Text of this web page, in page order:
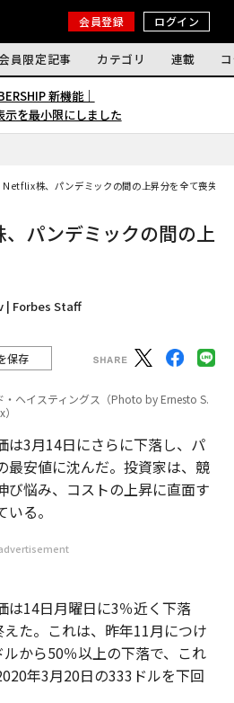
会員登録 ログイン
員限定記事 カテゴリ 連載
新機能｜
を最小限にしました
Netflix株、パンデミックの間の上昇分を全て喪失
パンデミックの間の上
| Forbes Staff
保存
・ヘイスティングス（Photo by Ernesto S.
は3月14日にさらに下落し、パ
最安値に沈んだ。投資家は、競
び悩み、コストの上昇に直面す
る。
は14日月曜日に3％近く下落
た。これは、昨年11月につけ
から50％以上の下落で、これ
年3月20日の333ドルを下回